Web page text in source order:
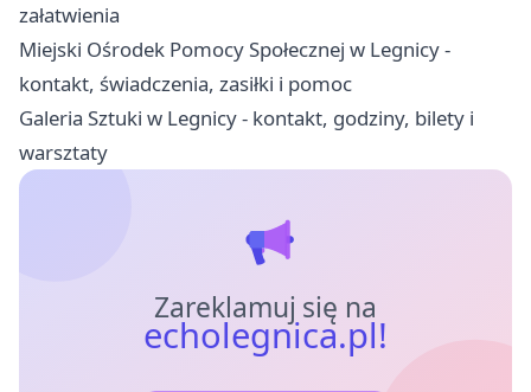
załatwienia
Miejski Ośrodek Pomocy Społecznej w Legnicy -
kontakt, świadczenia, zasiłki i pomoc
Galeria Sztuki w Legnicy - kontakt, godziny, bilety i
warsztaty
Zareklamuj się na
echolegnica.pl!